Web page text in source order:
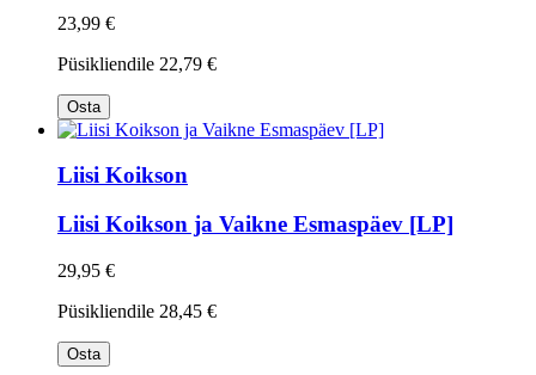
23,99 €
Püsikliendile 22,79 €
Osta
Liisi Koikson
Liisi Koikson ja Vaikne Esmaspäev [LP]
29,95 €
Püsikliendile 28,45 €
Osta